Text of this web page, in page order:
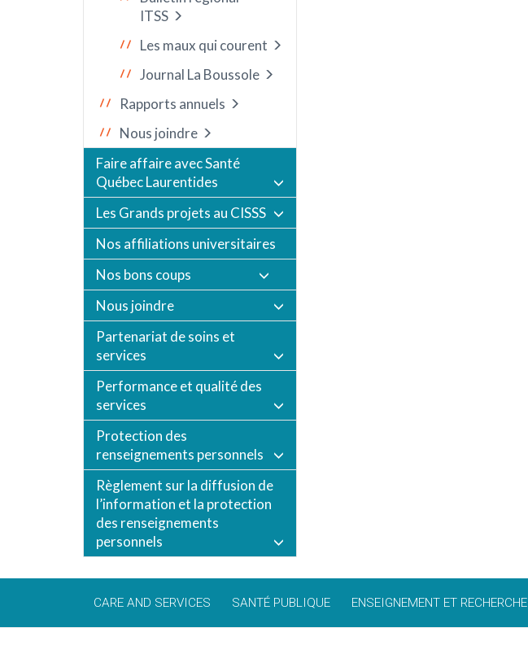
ITSS
Les maux qui courent
Journal La Boussole
Rapports annuels
Nous joindre
Faire affaire avec Santé
Québec Laurentides
Les Grands projets au CISSS
Nos affiliations universitaires
Nos bons coups
Nous joindre
Partenariat de soins et
services
Performance et qualité des
services
Protection des
renseignements personnels
Règlement sur la diffusion de
l’information et la protection
des renseignements
personnels
CARE AND SERVICES SANTÉ PUBLIQUE ENSEIGNEMENT ET RECHERCHE